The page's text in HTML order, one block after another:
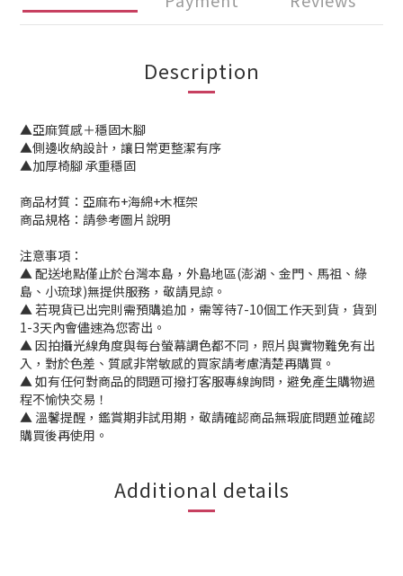
Description
▲亞麻質感＋穩固木腳
▲側邊收納設計，讓日常更整潔有序
▲加厚椅腳 承重穩固
商品材質：亞麻布+海綿+木框架
商品規格：請參考圖片說明
注意事項：
▲ 配送地點僅止於台灣本島，外島地區(澎湖、金門、馬祖、綠
島、小琉球)無提供服務，敬請見諒。
▲ 若現貨已出完則需預購追加，需等待7-10個工作天到貨，貨到
1-3天內會儘速為您寄出。
▲ 因拍攝光線角度與每台螢幕調色都不同，照片與實物難免有出
入，對於色差、質感非常敏感的買家請考慮清楚再購買。
▲ 如有任何對商品的問題可撥打客服專線詢問，避免產生購物過
程不愉快交易！
▲ 溫馨提醒，鑑賞期非試用期，敬請確認商品無瑕庛問題並確認
購買後再使用。
Additional details